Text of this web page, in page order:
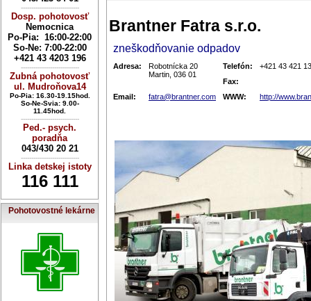
----------------------------
Dosp. pohotovosť
Nemocnica
Po-Pia: 16:00-22:00
So-Ne: 7:00-22:00
+421 43 4203 196
----------------------------
Zubná pohotovosť
ul. Mudroňova14
Po-Pia: 16.30-19.15hod.
So-Ne-Svia: 9.00-
11.45hod.
----------------------------
Ped.- psych.
poradňa
043/430 20 21
----------------------------
Linka detskej istoty
116 111
Pohotovostné lekárne
Brantner Fatra s.r.o.
zneškodňovanie odpadov
Adresa:
Robotnícka 20
Martin, 036 01
Telefón:
+421 43 421
Fax:
Email:
fatra@brantner.com WWW: http://